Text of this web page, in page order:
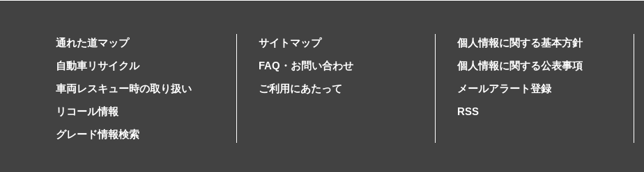
通れた道マップ
自動車リサイクル
車両レスキュー時の取り扱い
リコール情報
グレード情報検索
サイトマップ
FAQ・お問い合わせ
ご利用にあたって
個人情報に関する基本方針
個人情報に関する公表事項
メールアラート登録
RSS